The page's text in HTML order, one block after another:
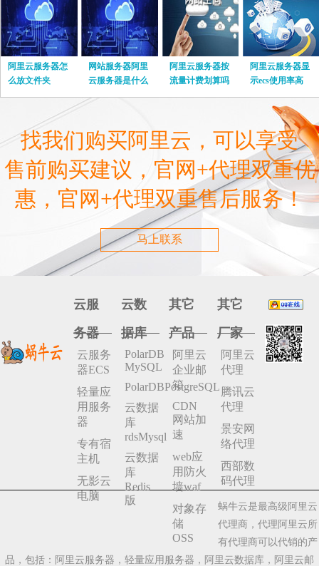
阿里云服务器怎
么放文件夹
网站服务器阿里
云服务器是什么
阿里云服务器按
流量计费划算吗
阿里云服务器显
示ecs使用率高
找我们购买阿里云，可以享受
售前购买建议，官网+代理双重优
惠，官网+代理双重售后服务！
马上联系
云服
务器
云服务
器ECS
轻量应
用服务
器
专有宿
主机
无影云
电脑
云数
据库
PolarDB
MySQL
PolarDBPostgreSQL
云数据
库
rdsMysql
云数据
库
Redis
版
其它
产品
阿里云
企业邮
箱
CDN
网站加
速
web应
用防火
墙waf
对象存
储
OSS
其它
厂家
阿里云
代理
腾讯云
代理
景安网
络代理
西部数
码代理
蜗牛云是最高级阿里云
代理商，代理阿里云所
有代理商可以代销的产
品，包括：阿里云服务器，轻量应用服务器，阿里云数据库，阿里云邮